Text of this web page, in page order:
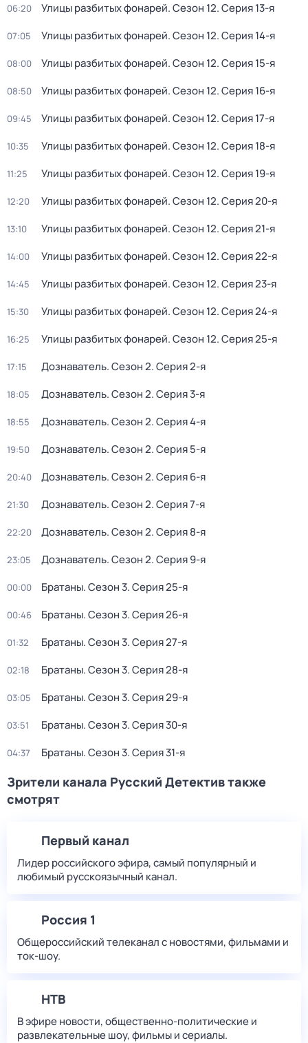
06:20 Улицы разбитых фонарей. Сезон 12. Серия 13-я
07:05 Улицы разбитых фонарей. Сезон 12. Серия 14-я
08:00 Улицы разбитых фонарей. Сезон 12. Серия 15-я
08:50 Улицы разбитых фонарей. Сезон 12. Серия 16-я
09:45 Улицы разбитых фонарей. Сезон 12. Серия 17-я
10:35 Улицы разбитых фонарей. Сезон 12. Серия 18-я
11:25 Улицы разбитых фонарей. Сезон 12. Серия 19-я
12:20 Улицы разбитых фонарей. Сезон 12. Серия 20-я
13:10 Улицы разбитых фонарей. Сезон 12. Серия 21-я
14:00 Улицы разбитых фонарей. Сезон 12. Серия 22-я
14:45 Улицы разбитых фонарей. Сезон 12. Серия 23-я
15:30 Улицы разбитых фонарей. Сезон 12. Серия 24-я
16:25 Улицы разбитых фонарей. Сезон 12. Серия 25-я
17:15 Дознаватель. Сезон 2. Серия 2-я
18:05 Дознаватель. Сезон 2. Серия 3-я
18:55 Дознаватель. Сезон 2. Серия 4-я
19:50 Дознаватель. Сезон 2. Серия 5-я
20:40 Дознаватель. Сезон 2. Серия 6-я
21:30 Дознаватель. Сезон 2. Серия 7-я
22:20 Дознаватель. Сезон 2. Серия 8-я
23:05 Дознаватель. Сезон 2. Серия 9-я
00:00 Братаны. Сезон 3. Серия 25-я
00:46 Братаны. Сезон 3. Серия 26-я
01:32 Братаны. Сезон 3. Серия 27-я
02:18 Братаны. Сезон 3. Серия 28-я
03:05 Братаны. Сезон 3. Серия 29-я
03:51 Братаны. Сезон 3. Серия 30-я
04:37 Братаны. Сезон 3. Серия 31-я
Зрители канала Русский Детектив также
смотрят
Первый канал
Лидер российского эфира, самый популярный и
любимый русскоязычный канал.
Россия 1
Общероссийский телеканал с новостями, фильмами и
ток-шоу.
НТВ
В эфире новости, общественно-политические и
развлекательные шоу, фильмы и сериалы.